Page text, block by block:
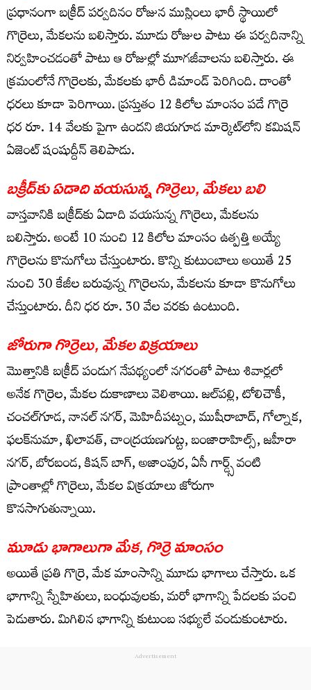
ప్ర‌ధానంగా బ‌క్రీద్ ప‌ర్వ‌దినం రోజున ముస్లింలు భారీ స్థాయిలో
గొర్రెలు, మేక‌ల‌ను బ‌లిస్తారు. మూడు రోజుల పాటు ఈ ప‌ర్వ‌దినాన్ని
నిర్వ‌హించ‌డంతో పాటు ఆ రోజుల్లో మూగ‌జీవాల‌ను బ‌లిస్తారు. ఈ
క్ర‌మంలోనే గొర్రెల‌కు, మేక‌ల‌కు భారీ డిమాండ్ పెరిగింది. దాంతో
ధ‌ర‌లు కూడా పెరిగాయి. ప్ర‌స్తుతం 12 కిలోల మాంసం ప‌డే గొర్రె
ధ‌ర రూ. 14 వేల‌కు పైగా ఉంద‌ని జియ‌గూడ మార్కెట్‌లోని క‌మిష‌న్
ఏజెంట్ షంషుద్దీన్ తెలిపాడు.
బ‌క్రీద్‌కు ఏడాది వ‌య‌సున్న గొర్రెలు, మేక‌లు బ‌లి
వాస్త‌వానికి బ‌క్రీద్‌కు ఏడాది వ‌య‌సున్న గొర్రెలు, మేక‌ల‌ను
బ‌లిస్తారు. అంటే 10 నుంచి 12 కిలోల మాంసం ఉత్ప‌త్తి అయ్యే
గొర్రెల‌ను కొనుగోలు చేస్తుంటారు. కొన్ని కుటుంబాలు అయితే 25
నుంచి 30 కేజీల బ‌రువున్న గొర్రెల‌ను, మేక‌ల‌ను కూడా కొనుగోలు
చేస్తుంటారు. దీని ధ‌ర రూ. 30 వేల వ‌ర‌కు ఉంటుంది.
జోరుగా గొర్రెలు, మేక‌ల విక్ర‌యాలు
మొత్తానికి బ‌క్రీద్ పండుగ నేప‌థ్యంలో న‌గ‌రంతో పాటు శివార్ల‌లో
అనేక గొర్రెల, మేక‌ల దుకాణాలు వెలిశాయి. జ‌ల్‌ప‌ల్లి, టోలిచౌకీ,
చంచల్‌గూడ‌, నాన‌ల్ న‌గ‌ర్, మెహిదీప‌ట్నం, ముషీరాబాద్, గోల్నాక‌,
ఫ‌ల‌క్‌నుమా, ఖిలావ‌త్, చాంద్ర‌య‌ణ‌గుట్ట‌, బంజారాహిల్స్, జ‌హీరా
న‌గ‌ర్, బోర‌బండ‌, కిష‌న్ బాగ్, అజాంపుర‌, ఏసీ గార్డ్స్ వంటి
ప్రాంతాల్లో గొర్రెలు, మేక‌ల విక్ర‌యాలు జోరుగా
కొన‌సాగుతున్నాయి.
మూడు భాగాలుగా మేక‌, గొర్రె మాంసం
అయితే ప్ర‌తి గొర్రె, మేక మాంసాన్ని మూడు భాగాలు చేస్తారు. ఒక
భాగాన్ని స్నేహితులు, బంధువులకు, మ‌రో భాగాన్ని పేద‌ల‌కు పంచి
పెడుతారు. మిగిలిన భాగాన్ని కుటుంబ స‌భ్యులే వండుకుంటారు.